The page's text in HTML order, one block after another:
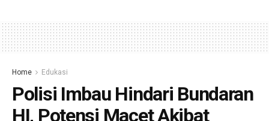
Home Edukasi
Polisi Imbau Hindari Bundaran
HI, Potensi Macet Akibat